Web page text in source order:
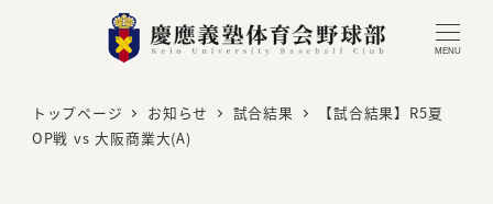
MENU
トップページ お知らせ 試合結果
【試合結果】R5夏
OP戦 vs 大阪商業大(A)